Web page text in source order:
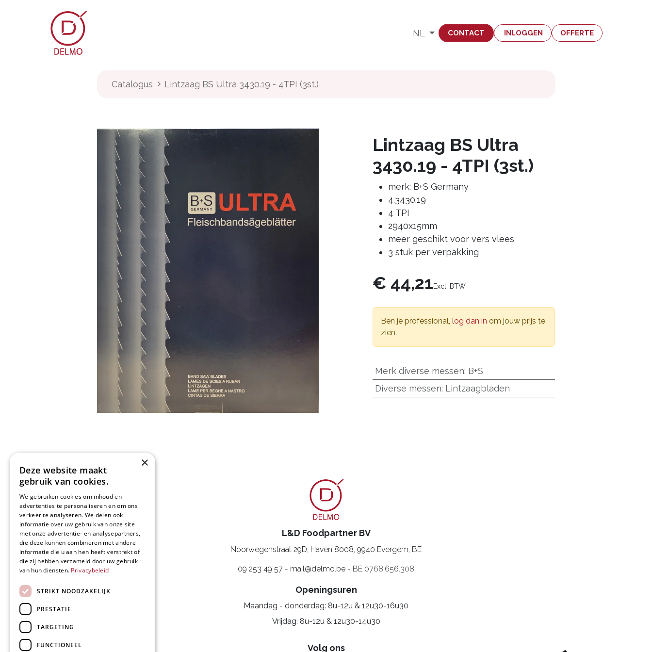
NL CONTACT INLOGGEN OFFERTE
Catalogus Lintzaag BS Ultra 3430.19 - 4TPI (3st.)
Lintzaag BS Ultra
3430.19 - 4TPI (3st.)
merk: B+S Germany
4.3430.19
4 TPI
2940x15mm
meer geschikt voor vers vlees
3 stuk per verpakking
€ 44,21Excl. BTW
Ben je professional,log dan in om jouw prijs te
zien.
Merk diverse messen: B+S
Diverse messen: Lintzaagbladen
L&D Foodpartner BV
Noorwegenstraat 29D, Haven 8008, 9940 Evergem, BE
09 253 49 57 - mail@delmo.be - BE 0768.656.308
Openingsuren
Maandag - donderdag: 8u-12u & 12u30-16u30
Vrijdag: 8u-12u & 12u30-14u30
Volg ons
×
Deze website maakt
gebruik van cookies.
We gebruiken cookies om inhoud en
advertenties te personaliseren en om ons
verkeer te analyseren. We delen ook
informatie over uw gebruik van onze site
met onze advertentie- en analysepartners,
die deze kunnen combineren met andere
informatie die u aan hen heeft verstrekt of
die zij hebben verzameld door uw gebruik
van hun diensten. Privacybeleid
STRIKT NOODZAKELIJK
PRESTATIE
TARGETING
FUNCTIONEEL